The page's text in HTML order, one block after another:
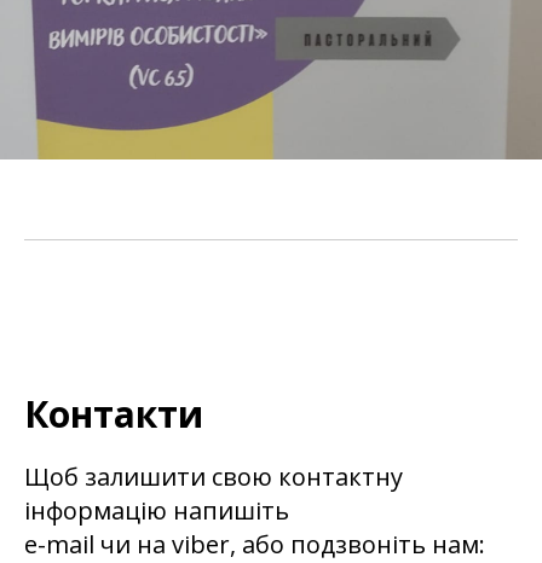
Контакти
Щоб залишити свою контактну
інформацію напишіть
e-mail чи на viber, або подзвоніть нам: